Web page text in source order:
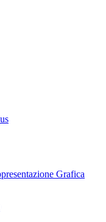
Grafica